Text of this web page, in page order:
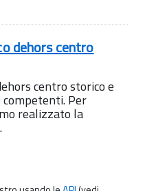
dehors centro
centro storico e
Per
realizzato la